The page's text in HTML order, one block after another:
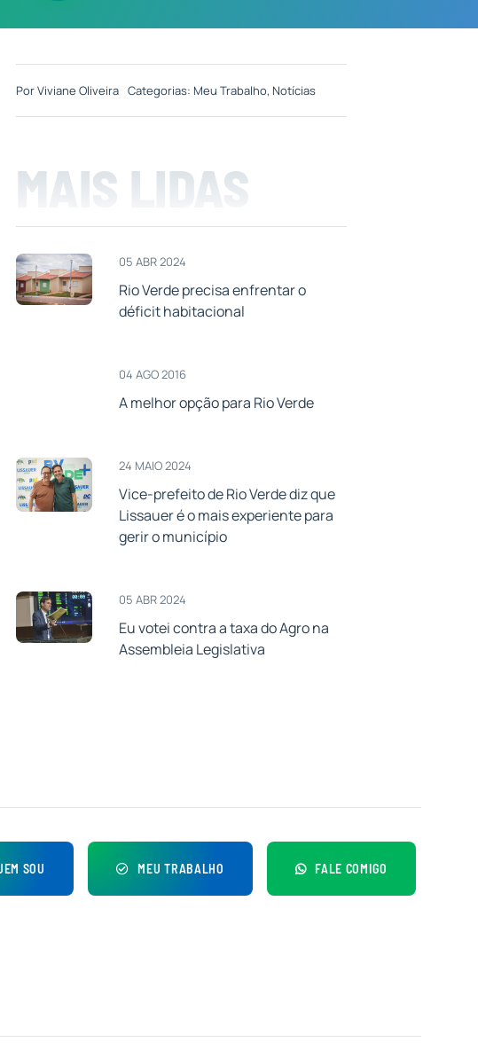
PorViviane Oliveira Categorias: Meu Trabalho, Notícias
MAIS LIDAS
05 ABR 2024
Rio Verde precisa enfrentar o
déficit habitacional
04 AGO 2016
A melhor opção para Rio Verde
24 MAIO 2024
Vice-prefeito de Rio Verde diz que
Lissauer é o mais experiente para
gerir o município
05 ABR 2024
Eu votei contra a taxa do Agro na
Assembleia Legislativa
SOU MEU TRABALHO FALE COMIGO